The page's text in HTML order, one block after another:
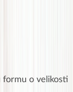
formu o velikosti